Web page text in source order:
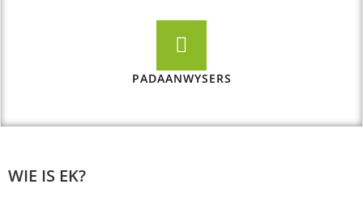
PADAANWYSERS
WIE IS EK?